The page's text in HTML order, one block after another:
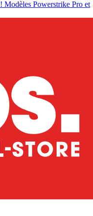
! Modèles Powerstrike Pro et